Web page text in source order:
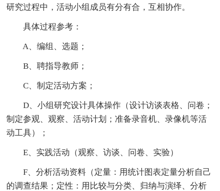
研究过程中，活动小组成员有分有合，互相协作。
具体过程参考：
A、编组、选题；
B、聘指导教师；
C、制定活动方案；
D、小组研究设计具体操作（设计访谈表格、问卷；
制定参观、观察、活动计划；准备录音机、录像机等活
动工具）；
E、实践活动（观察、访谈、问卷、实验）
F、分析活动资料（定量：用统计图表定量分析自己
的调查结果；定性：用比较与分类、归纳与演绎、分析